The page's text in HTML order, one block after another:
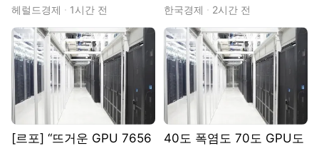
도 없었다…문래동 ‘용광로
더위’와 사투 [중기+]
헤럴드경제 1시간 전
보니
한국경제 2시간 전
[르포] “뜨거운 GPU 7656
40도 폭염도 70도 GPU도